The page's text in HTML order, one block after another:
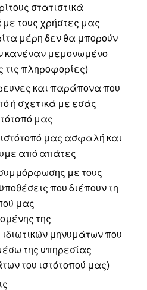
στατιστικά
με τους χρήστες μας
μέρη δεν θα μπορούν
κανέναν μεμονωμένο
τις πληροφορίες)
και παράπονα που
ή σχετικά με εσάς
μας
μας ασφαλή και
από απάτες
με τους
που διέπουν τη
μας
της
μηνυμάτων που
της υπηρεσίας
του ιστότοπού μας)